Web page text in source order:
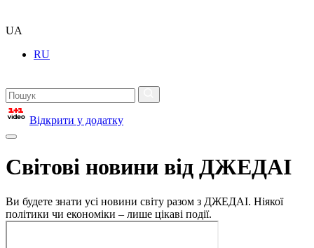
UA
RU
Відкрити у додатку
Світові новини від ДЖЕДАІ
Ви будете знати усі новини світу разом з ДЖЕДАІ. Ніякої
політики чи економіки – лише цікаві події.